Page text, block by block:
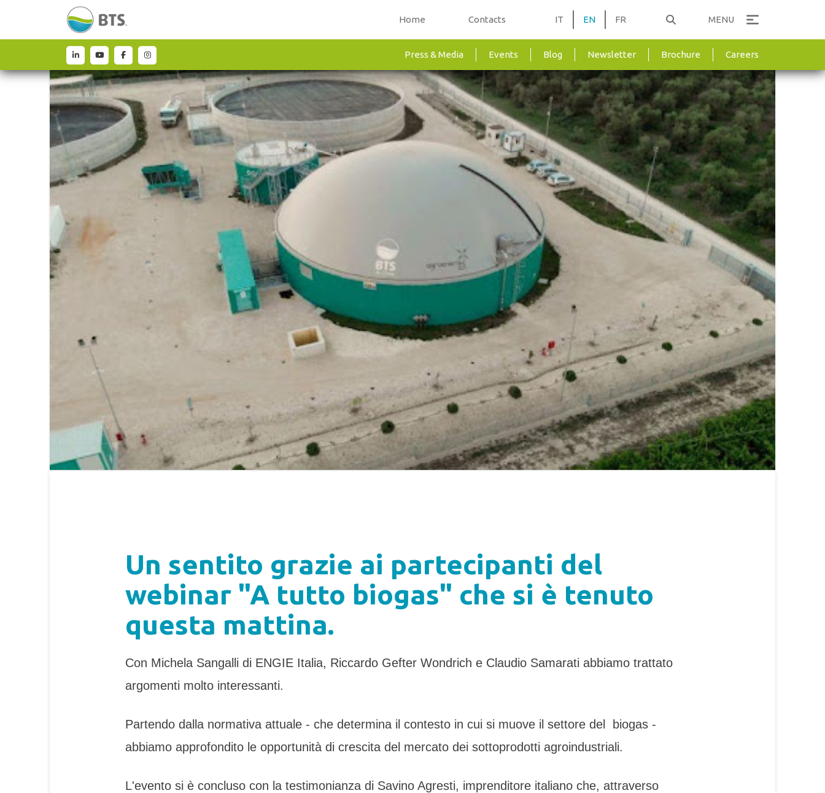
Home Contacts IT EN FR MENU
Press & Media Events Blog Newsletter Brochure Careers
Un sentito grazie ai partecipanti del
webinar "A tutto biogas" che si è tenuto
questa mattina.
Con Michela Sangalli di ENGIE Italia, Riccardo Gefter Wondrich e Claudio Samarati abbiamo trattato
argomenti molto interessanti.
Partendo dalla normativa attuale - che determina il contesto in cui si muove il settore del biogas -
abbiamo approfondito le opportunità di crescita del mercato dei sottoprodotti agroindustriali.
L'evento si è concluso con la testimonianza di Savino Agresti, imprenditore italiano che, attraverso